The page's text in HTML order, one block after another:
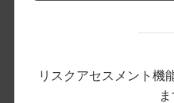
リスクアセスメント機
ま